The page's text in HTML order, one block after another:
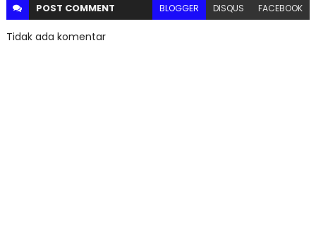
POST COMMENT BLOGGER DISQUS FACEBOOK
Tidak ada komentar